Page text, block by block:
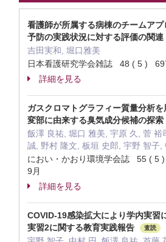
看護師が所属する病棟のチームア
予防の実践状況に対する評価の関連
吉田実和, 堀口雅美
日本看護研究学会雑誌 48 ( 5 )
詳細を見る
ガスクロマトグラフィー質量分析
変部に由来する臭気成分候補の探索
飯澤 良祐, 堀口 雅美, 宇原 久, 菅 裕
誠, 野村 隆文, 板垣 史郎, 宇野 智子,
におい・かおり環境学会誌 55 (
9月
詳細を見る
COVID-19感染拡大により学内実習
実習2に関する教育実践報告
査読